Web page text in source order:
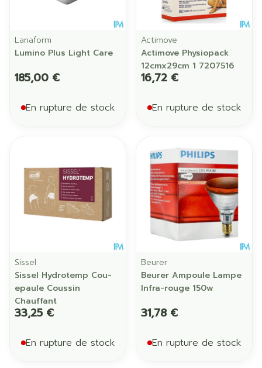
Lanaform
Lumino Plus Light Care
185,00 €
En rupture de stock
Actimove
Actimove Physiopack
12cmx29cm 1 7207516
16,72 €
En rupture de stock
Sissel
Sissel Hydrotemp Cou-
epaule Coussin
Chauffant
33,25 €
En rupture de stock
Beurer
Beurer Ampoule Lampe
Infra-rouge 150w
31,78 €
En rupture de stock